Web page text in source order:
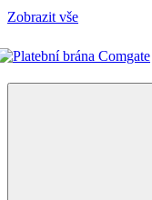
Zobrazit vše